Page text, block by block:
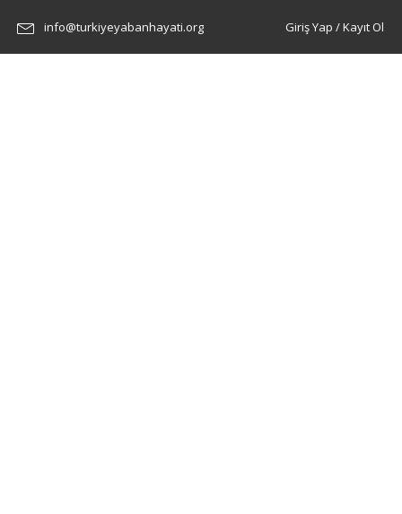
info@turkiyeyabanhayati.org Giriş Yap / Kayıt Ol